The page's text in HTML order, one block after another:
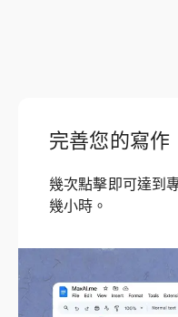
完善您的寫作
幾次點擊即可達到
幾小時。